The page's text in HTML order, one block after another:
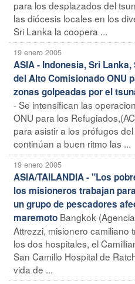
para los desplazados del
las diócesis locales en los
Sri Lanka la coopera ...
19 enero 2005
ASIA - Indonesia, Sri
del Alto Comisionado ONU
zonas golpeadas por el
- Se intensifican las
ONU para los
para asistir a los prófugos
continúan a buen ritmo las ...
19 enero 2005
ASIA/TAILANDIA - "Los
los misioneros trabajan
un grupo de pescadores
maremoto Bangkok
Attrezzi, misionero camiliano
los dos hospitales, el
San Camillo Hospital de
vida de ...